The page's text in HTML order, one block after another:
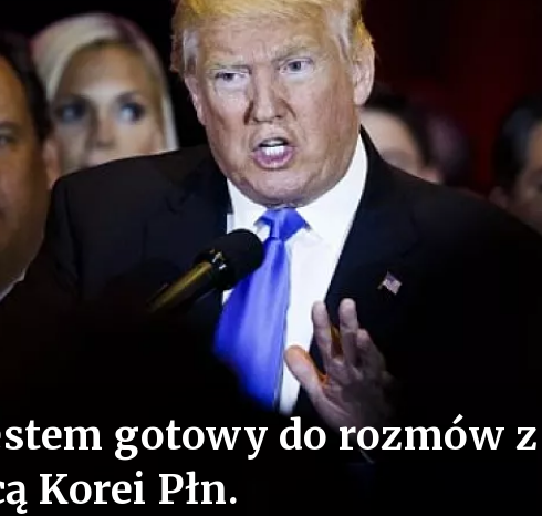
gotowy do rozmów z
Korei Płn.